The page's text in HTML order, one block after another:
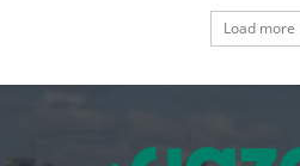
Load more